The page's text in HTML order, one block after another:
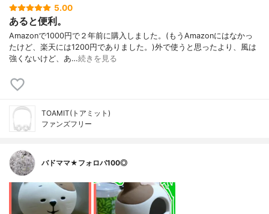
5.00
あると便利。
Amazonで1000円で２年前に購入しました。(もうAmazonにはなかっ
たけど、楽天には1200円でありました。)外で使うと思ったより、風は
強くないけど、あ…続きを見る
TOAMIT(トアミット)
ファンズフリー
バドママ★フォロバ100◎